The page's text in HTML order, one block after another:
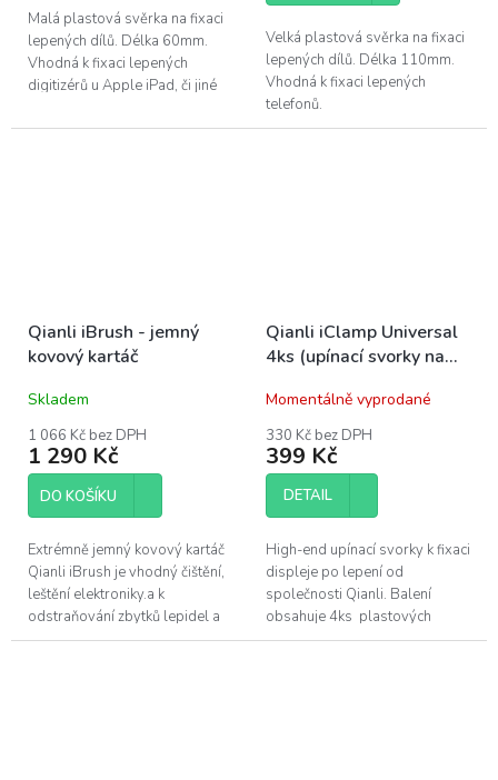
hvězdiček.
Malá plastová svěrka na fixaci
lepených dílů. Délka 60mm.
Vhodná k fixaci lepených
digitizérů u Apple iPad, či jiné
Velká plastová svěrka na fixaci
lepených dílů. Délka 110mm.
Vhodná k fixaci lepených
telefonů.
Qianli iBrush - jemný
kovový kartáč
Skladem
1 066 Kč bez DPH
1 290 Kč
DO KOŠÍKU
Extrémně jemný kovový kartáč
Qianli iBrush je vhodný čištění,
leštění elektroniky.a k
odstraňování zbytků lepidel a
cínu. Kartáč je vyroben z
Qianli iClamp Universal
4ks (upínací svorky na
Momentálně vyprodané
330 Kč bez DPH
399 Kč
DETAIL
High-end upínací svorky k fixaci
displeje po lepení od
společnosti Qianli. Balení
obsahuje 4ks plastových
svorek.